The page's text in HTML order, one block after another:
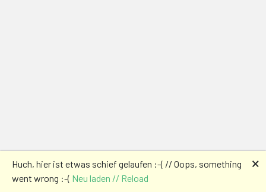
Huch, hier ist etwas schief gelaufen :-( // Oops, something
went wrong :-( Neu laden // Reload
🗙